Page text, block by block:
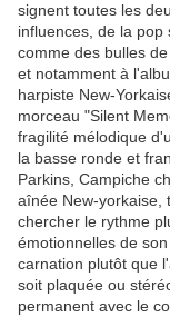
signent toutes les
influences, de la
comme des bulles
et notamment à
harpiste New-
morceau "Silent
fragilité mélodique
la basse ronde et
Parkins, Campiche
aînée New-yorkaise,
chercher le rythme
émotionnelles de
carnation plutôt que
soit plaquée ou
permanent avec le